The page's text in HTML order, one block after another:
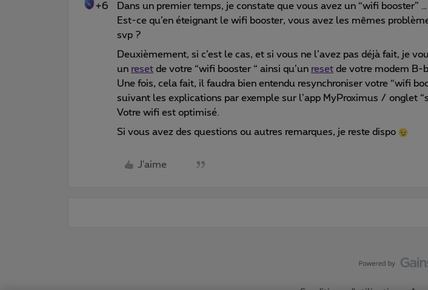
+6
Dans un premier temps, je constate que vous avez un “wifi booster” …
Est-ce qu’en éteignant le wifi booster, vous avez les mêmes
svp ?
Deuxièmement, si c’est le cas, et si vous ne l’avez pas déjà fait, je
un reset de votre “wifi booster “ ainsi qu’un reset de votre modem B-
Une fois, cela fait, il faudra bien entendu resynchroniser votre “wifi
suivant les explications par exemple sur l’app MyProximus / onglet
Votre wifi est optimisé.
Si vous avez des questions ou autres remarques, je reste dispo
J'aime